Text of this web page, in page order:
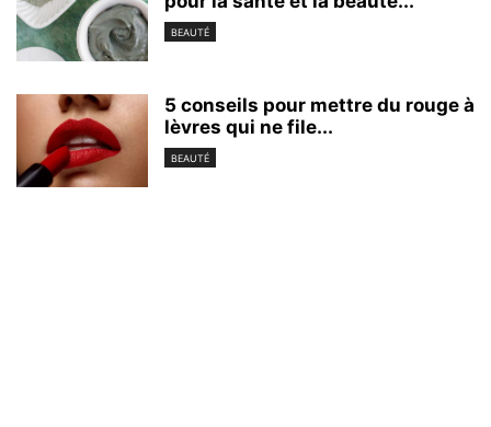
BEAUTÉ
5 conseils pour mettre du rouge à
lèvres qui ne file...
BEAUTÉ